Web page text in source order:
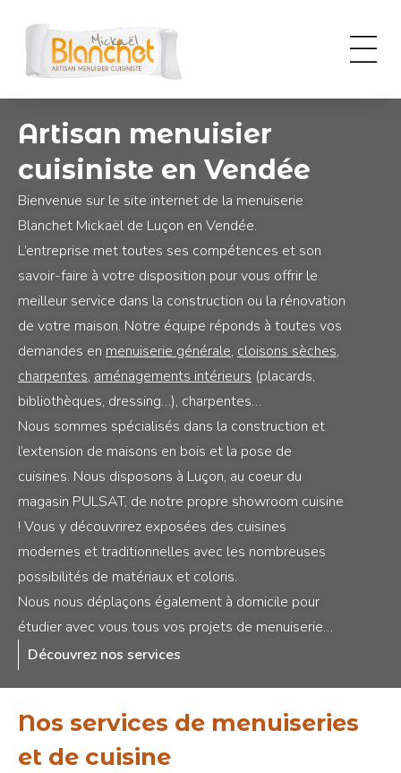
Artisan menuisier
cuisiniste en Vendée
Bienvenue sur le site internet de la menuiserie
Blanchet Mickaël de Luçon en Vendée.
L’entreprise met toutes ses compétences et son
savoir-faire à votre disposition pour vous offrir le
meilleur service dans la construction ou la rénovation
de votre maison. Notre équipe réponds à toutes vos
demandes en menuiserie générale, cloisons sèches,
charpentes, aménagements intérieurs (placards,
bibliothèques, dressing…), charpentes…
Nous sommes spécialisés dans la construction et
l’extension de maisons en bois et la pose de
cuisines. Nous disposons à Luçon, au coeur du
magasin PULSAT, de notre propre showroom cuisine
! Vous y découvrirez exposées des cuisines
modernes et traditionnelles avec les nombreuses
possibilités de matériaux et coloris.
Nous nous déplaçons également à domicile pour
étudier avec vous tous vos projets de menuiserie…
Découvrez nos services
Nos services de menuiseries
et de cuisine